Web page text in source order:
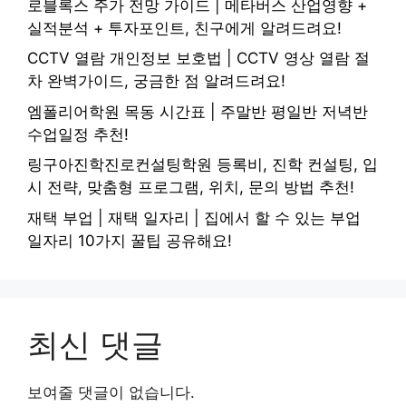
로블록스 주가 전망 가이드 | 메타버스 산업영향 +
실적분석 + 투자포인트, 친구에게 알려드려요!
CCTV 열람 개인정보 보호법 | CCTV 영상 열람 절
차 완벽가이드, 궁금한 점 알려드려요!
엠폴리어학원 목동 시간표 | 주말반 평일반 저녁반
수업일정 추천!
링구아진학진로컨설팅학원 등록비, 진학 컨설팅, 입
시 전략, 맞춤형 프로그램, 위치, 문의 방법 추천!
재택 부업 | 재택 일자리 | 집에서 할 수 있는 부업
일자리 10가지 꿀팁 공유해요!
최신 댓글
보여줄 댓글이 없습니다.